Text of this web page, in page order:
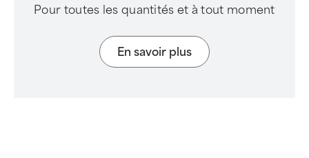
Pour toutes les quantités et à tout moment
En savoir plus